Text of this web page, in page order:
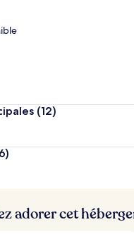
(12)
adorer cet